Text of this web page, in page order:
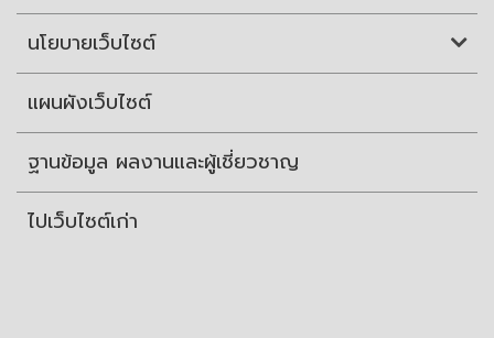
นโยบายเว็บไซต์
แผนผังเว็บไซต์
ฐานข้อมูล ผลงานและผู้เชี่ยวชาญ
ไปเว็บไซต์เก่า